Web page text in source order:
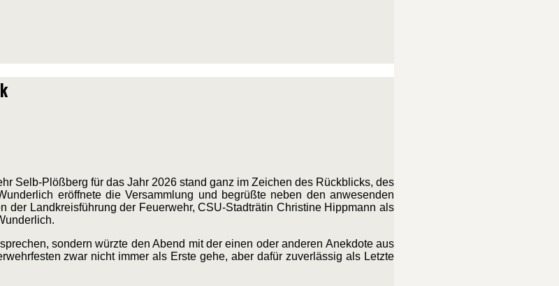
Selb-Plößberg für das Jahr 2026 stand ganz im Zeichen des Rückblicks, des
eröffnete die Versammlung und begrüßte neben den anwesenden
der Landkreisführung der Feuerwehr, CSU-Stadträtin Christine Hippmann als
sondern würzte den Abend mit der einen oder anderen Anekdote aus
zwar nicht immer als Erste gehe, aber dafür zuverlässig als Letzte